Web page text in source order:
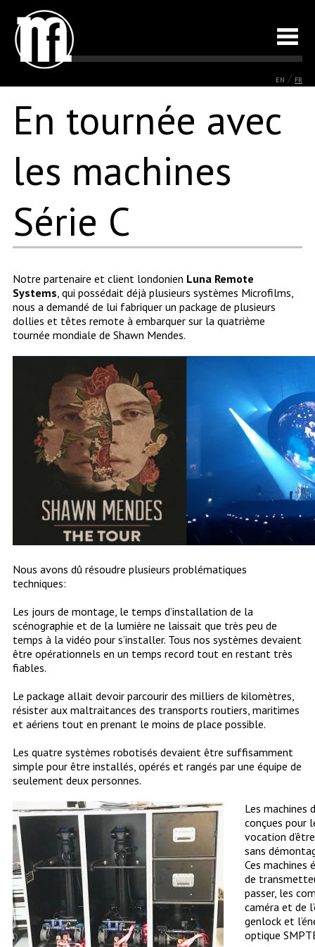
EN / FR
En tournée avec
les machines
Série C
Notre partenaire et client londonien Luna Remote
Systems, qui possédait déjà plusieurs systèmes Microfilms,
nous a demandé de lui fabriquer un package de plusieurs
dollies et têtes remote à embarquer sur la quatrième
tournée mondiale de Shawn Mendes.
Nous avons dû résoudre plusieurs problématiques
techniques:
Les jours de montage, le temps d’installation de la
scénographie et de la lumière ne laissait que très peu de
temps à la vidéo pour s’installer. Tous nos systèmes devaient
être opérationnels en un temps record tout en restant très
fiables.
Le package allait devoir parcourir des milliers de kilomètres,
résister aux maltraitances des transports routiers, maritimes
et aériens tout en prenant le moins de place possible.
Les quatre systèmes robotisés devaient être suffisamment
simple pour être installés, opérés et rangés par une équipe de
seulement deux personnes.
Les machines
conçues pour
vocation
sans
Ces machines
de
passer, les
caméra et de
genlock et
optique